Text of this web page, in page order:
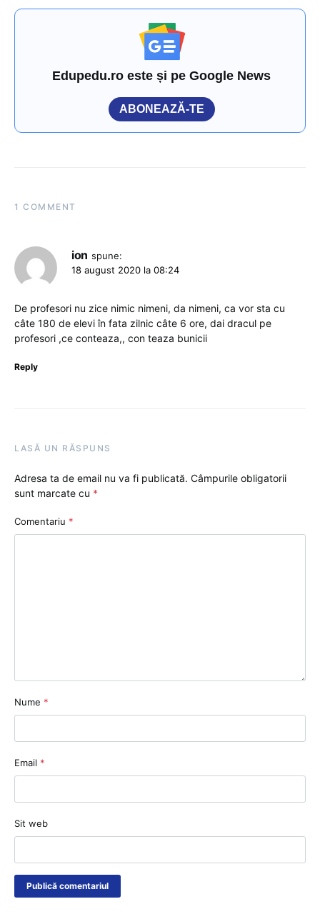
Edupedu.ro este și pe Google News
ABONEAZĂ-TE
1 COMMENT
ion spune:
18 august 2020 la 08:24
De profesori nu zice nimic nimeni, da nimeni, ca vor sta cu
câte 180 de elevi în fata zilnic câte 6 ore, dai dracul pe
profesori ,ce conteaza,, con teaza bunicii
Reply
LASĂ UN RĂSPUNS
Adresa ta de email nu va fi publicată. Câmpurile obligatorii
sunt marcate cu *
Comentariu *
Nume *
Email *
Sit web